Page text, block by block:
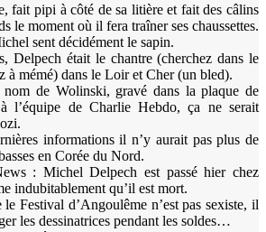
fait pipi à côté de sa litière et fait des câlins
le moment où il fera traîner ses chaussettes.
sent décidément le sapin.
Delpech était le chantre (cherchez dans le
à mémé) dans le Loir et Cher (un bled).
de Wolinski, gravé dans la plaque de
l’équipe de Charlie Hebdo, ça ne serait
informations il n’y aurait pas plus de
en Corée du Nord.
: Michel Delpech est passé hier chez
indubitablement qu’il est mort.
Festival d’Angoulême n’est pas sexiste, il
les dessinatrices pendant les soldes…